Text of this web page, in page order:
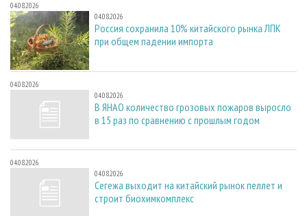
04.08.2026
04.08.2026
Россия сохранила 10% китайского рынка ЛПК
при общем падении импорта
04.08.2026
04.08.2026
В ЯНАО количество грозовых пожаров выросло
в 15 раз по сравнению с прошлым годом
04.08.2026
04.08.2026
Сегежа выходит на китайский рынок пеллет и
строит биохимкомплекс